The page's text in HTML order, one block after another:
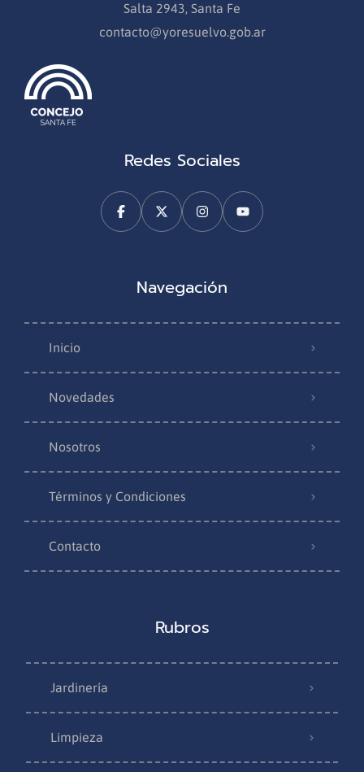
Salta 2943, Santa Fe
contacto@yoresuelvo.gob.ar
Redes Sociales
Navegación
Inicio
Novedades
Nosotros
Términos y Condiciones
Contacto
Rubros
Jardinería
Limpieza